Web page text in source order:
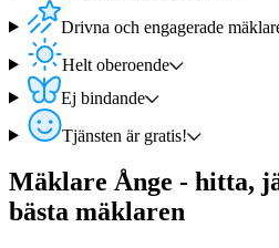
Drivna och engagerade
Helt oberoende
Ej bindande
Tjänsten är gratis!
Mäklare Ånge - hitta,
bästa mäklaren